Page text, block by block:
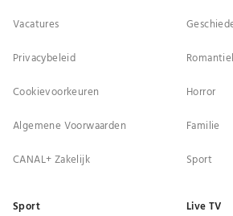
Vacatures
Privacybeleid
Cookievoorkeuren
Algemene Voorwaarden
CANAL+ Zakelijk
Horror
Familie
Sport
Sport Live TV